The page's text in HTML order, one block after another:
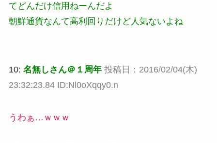
てどんだけ信用ねーんだよ
朝鮮通貨なんて高利回りだけど人気ないよね
10: 名無しさん＠１周年 投稿日：2016/02/04(木)
23:32:23.84 ID:Nl0oXqqy0.n
うわぁ…ｗｗｗ